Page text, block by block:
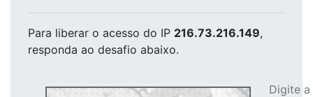
Para liberar o acesso do IP 216.73.216.149,
responda ao desafio abaixo.
Digite